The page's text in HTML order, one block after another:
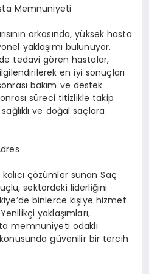
Memnuniyeti
arkasında, yüksek hasta
yaklaşımı bulunuyor.
tedavi gören hastalar,
en iyi sonuçları
bakım ve destek
süreci titizlikle takip
ve doğal saçlara
çözümler sunan Saç
sektördeki liderliğini
binlerce kişiye hizmet
yaklaşımları,
memnuniyeti odaklı
güvenilir bir tercih